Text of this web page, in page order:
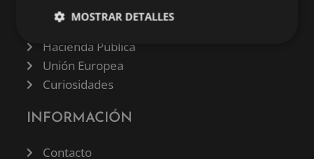
Derecho
Historia
Hacienda Pública
Unión Europea
Curiosidades
INFORMACIÓN
Contacto
MOSTRAR DETALLES